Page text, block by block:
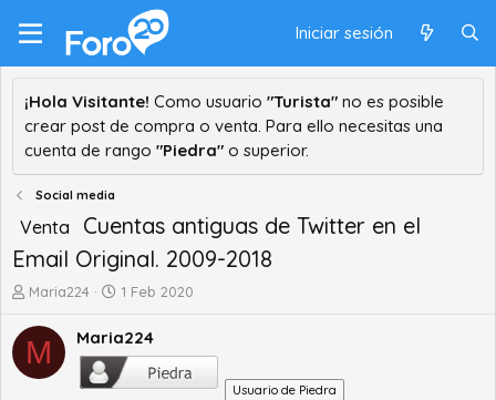
Iniciar sesión
¡Hola Visitante! Como usuario "Turista" no es posible
crear post de compra o venta. Para ello necesitas una
cuenta de rango "Piedra" o superior.
Social media
Venta
Cuentas antiguas de Twitter en el
Email Original. 2009-2018
A
t
o
r
Maria224
F
c
h
a
1 Feb 2020
M Maria224
Usuario de Piedra